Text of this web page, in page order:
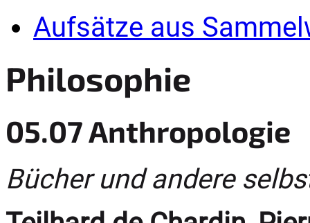
Aufsätze aus
Philosophie
05.07 Anthropologie
Bücher und andere